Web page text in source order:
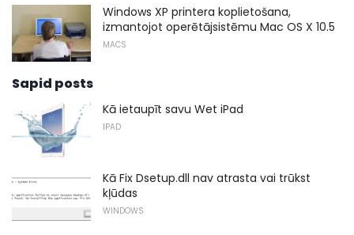
Windows XP printera koplietošana,
izmantojot operētājsistēmu Mac OS X 10.5
MACS
Sapid posts
Kā ietaupīt savu Wet iPad
IPAD
Kā Fix Dsetup.dll nav atrasta vai trūkst
kļūdas
WINDOWS